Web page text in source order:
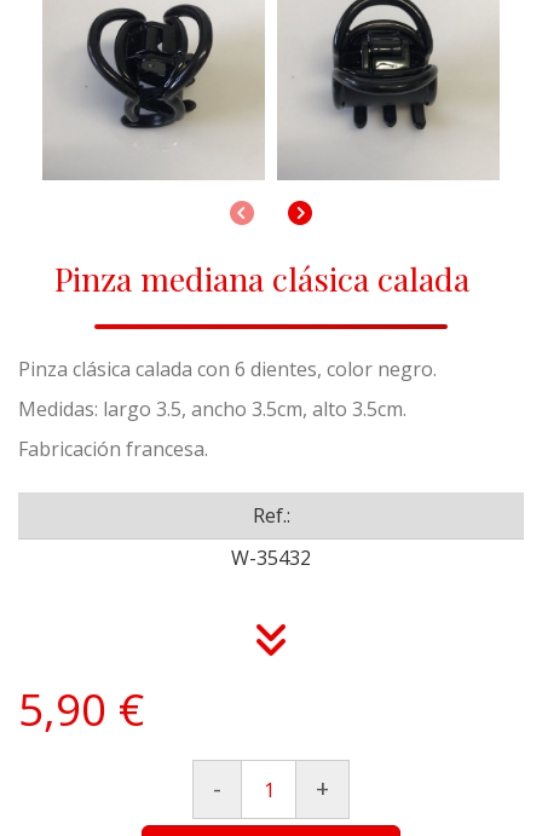
AnteriorSiguiente
Pinza mediana clásica calada
Pinza clásica calada con 6 dientes, color negro.
Medidas: largo 3.5, ancho 3.5cm, alto 3.5cm.
Fabricación francesa.
Ref.:
W-35432
5,90 €
-
+